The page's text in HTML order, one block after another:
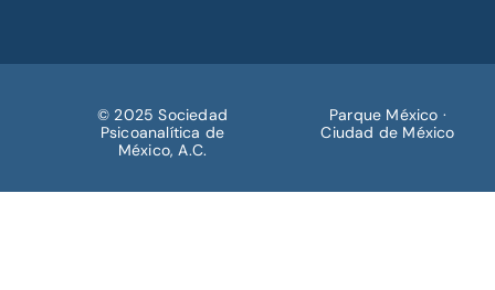
© 2025 Sociedad
Psicoanalítica de
México, A.C.
Parque México ·
Ciudad de México